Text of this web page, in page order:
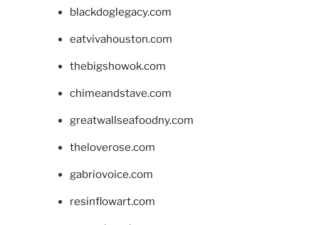
blackdoglegacy.com
eatvivahouston.com
thebigshowok.com
chimeandstave.com
greatwallseafoodny.com
theloverose.com
gabriovoice.com
resinflowart.com